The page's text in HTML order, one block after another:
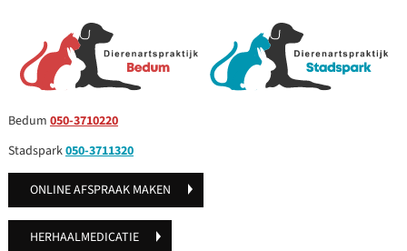
Bedum 050-3710220
Stadspark050-3711320
ONLINE AFSPRAAK MAKEN
HERHAALMEDICATIE